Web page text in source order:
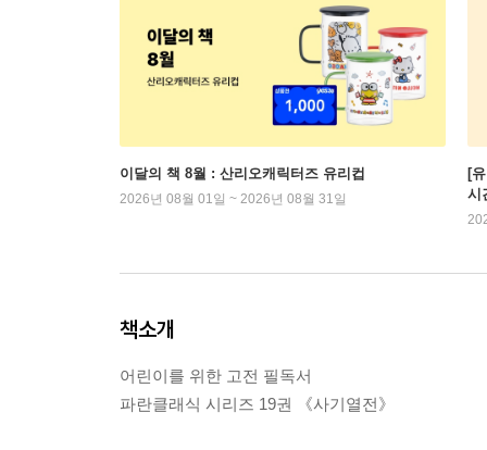
이달의 책 8월 : 산리오캐릭터즈 유리컵
2026년 08월 01일 ~ 2026년 08월 31일
[
시
책소개
어린이를 위한 고전 필독서
파란클래식 시리즈 19권 《사기열전》